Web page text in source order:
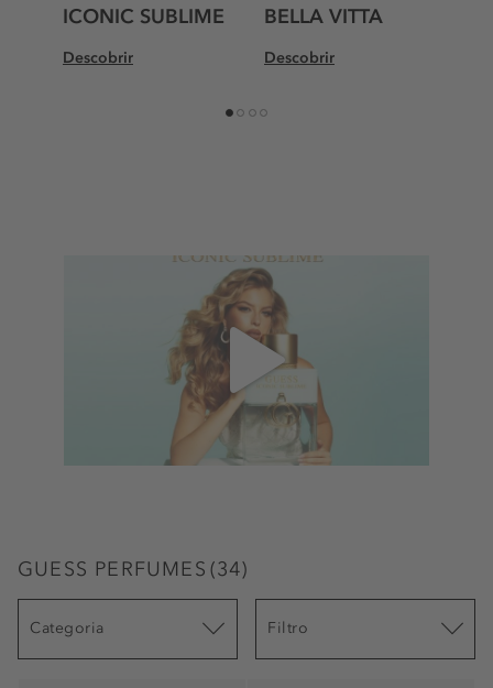
ICONIC SUBLIME
Descobrir
BELLA VITTA
Descobrir
GUESS PERFUMES (34)
Categoria Filtro